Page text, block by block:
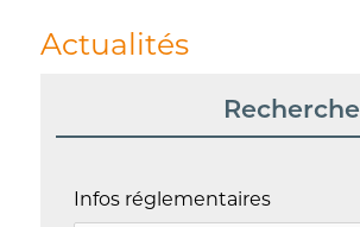
Actualités
Recherche
Infos réglementaires